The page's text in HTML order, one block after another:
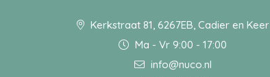
Kerkstraat 81, 6267EB, Cadier en Keer
Ma - Vr 9:00 - 17:00
info@nuco.nl